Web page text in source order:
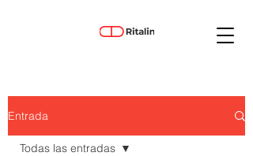
Entrada
Todas las entradas